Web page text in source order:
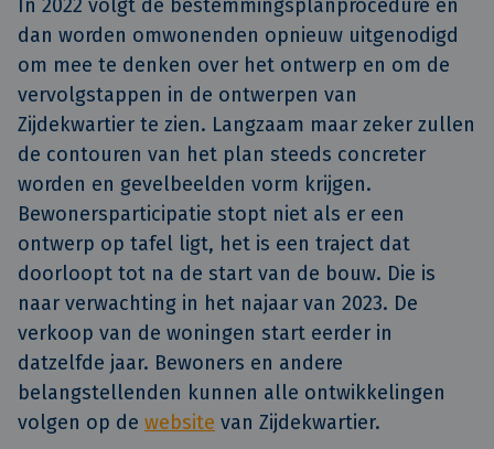
In 2022 volgt de bestemmingsplanprocedure en
dan worden omwonenden opnieuw uitgenodigd
om mee te denken over het ontwerp en om de
vervolgstappen in de ontwerpen van
Zijdekwartier te zien. Langzaam maar zeker zullen
de contouren van het plan steeds concreter
worden en gevelbeelden vorm krijgen.
Bewonersparticipatie stopt niet als er een
ontwerp op tafel ligt, het is een traject dat
doorloopt tot na de start van de bouw. Die is
naar verwachting in het najaar van 2023. De
verkoop van de woningen start eerder in
datzelfde jaar. Bewoners en andere
belangstellenden kunnen alle ontwikkelingen
volgen op de website van Zijdekwartier.